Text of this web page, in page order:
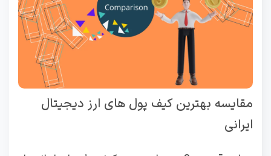
مقایسه بهترین کیف پول های ارز دیجیتال
ایرانی